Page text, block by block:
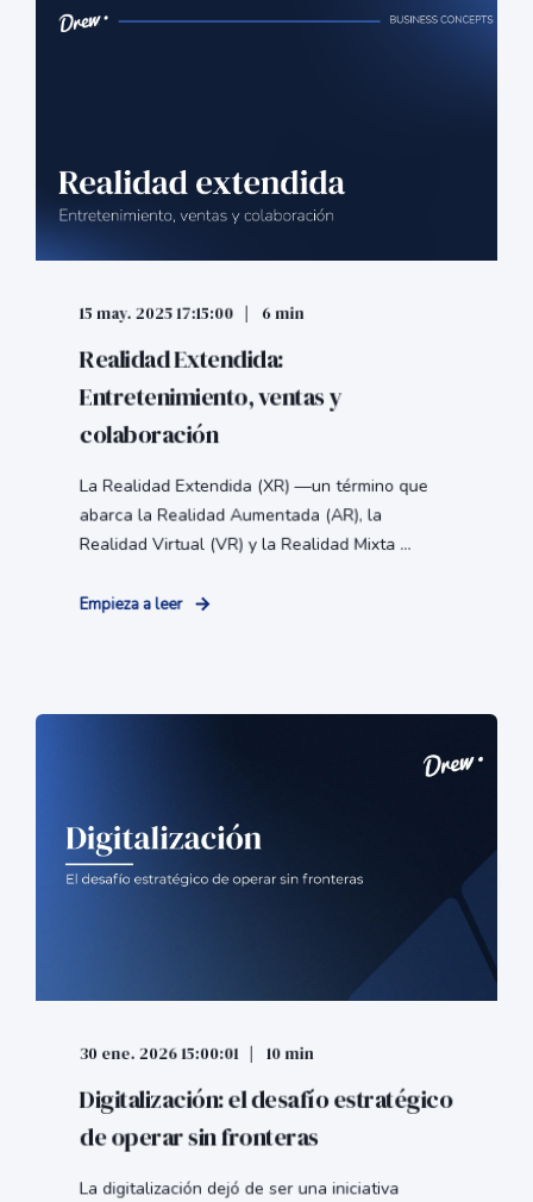
15 may. 2025 17:15:00 6 min
Realidad Extendida:
Entretenimiento, ventas y
colaboración
La Realidad Extendida (XR) —un término que
abarca la Realidad Aumentada (AR), la
Realidad Virtual (VR) y la Realidad Mixta ...
Empieza a leer
30 ene. 2026 15:00:01 10 min
Digitalización: el desafío estratégico
de operar sin fronteras
La digitalización dejó de ser una iniciativa